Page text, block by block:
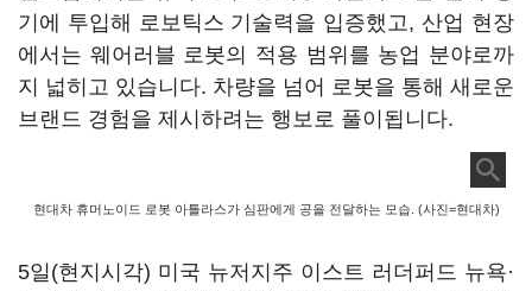
기에 투입해 로보틱스 기술력을 입증했고, 산업 현장
에서는 웨어러블 로봇의 적용 범위를 농업 분야로까
지 넓히고 있습니다. 차량을 넘어 로봇을 통해 새로운
브랜드 경험을 제시하려는 행보로 풀이됩니다.
현대차 휴머노이드 로봇 아틀라스가 심판에게 공을 전달하는 모습. (사진=현대차)
5일(현지시각) 미국 뉴저지주 이스트 러더퍼드 뉴욕·